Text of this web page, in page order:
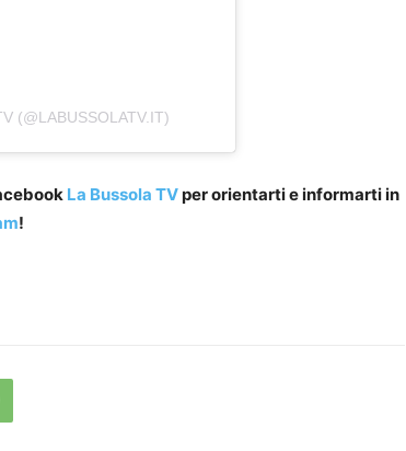
(@LABUSSOLATV.IT)
La Bussola TVper orientarti e informarti in
!